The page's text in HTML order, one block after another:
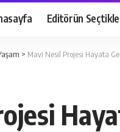
Editörün
> Mavi Nesil Projesi Hayata